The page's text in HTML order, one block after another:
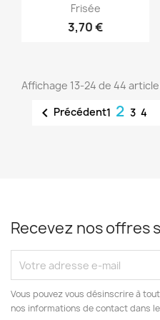
Aperçu rapide
Frisée
3,70 €
Affichage 13-24 de 44
 Précédent1 2 3 4
Recevez nos offres
Vous pouvez vous désinscrire à
nos informations de contact dans